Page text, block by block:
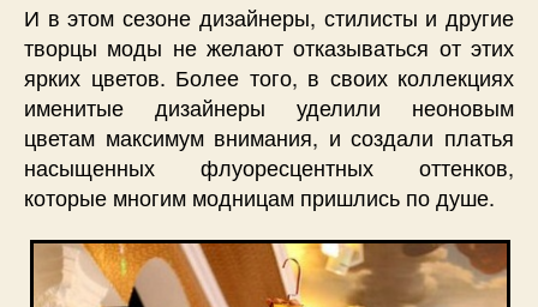
И в этом сезоне дизайнеры, стилисты и другие
творцы моды не желают отказываться от этих
ярких цветов. Более того, в своих коллекциях
именитые дизайнеры уделили неоновым
цветам максимум внимания, и создали платья
насыщенных флуоресцентных оттенков,
которые многим модницам пришлись по душе.